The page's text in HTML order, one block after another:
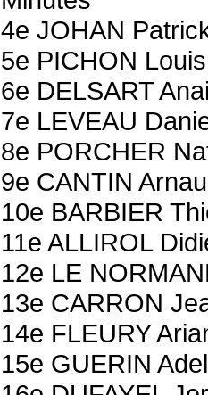
4e JOHAN
5e PICHON
6e DELSART
7e LEVEAU
8e PORCHER
9e CANTIN
10e BARBIER
11e ALLIROL
12e LE
13e CARRON
14e FLEURY
15e GUERIN